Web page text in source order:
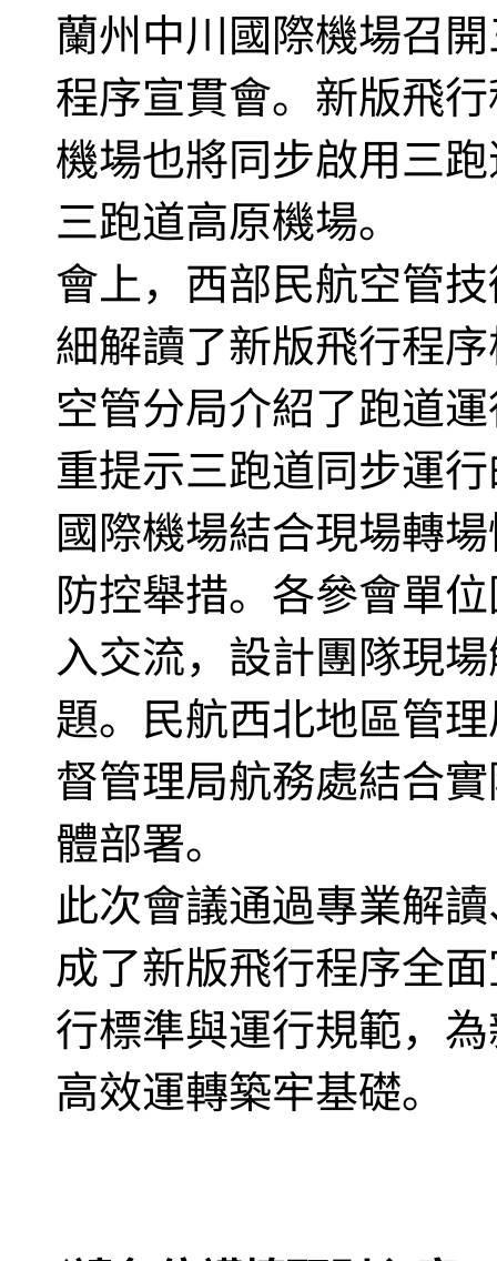
蘭州中川國際機場召
程序宣貫會。新版飛
機場也將同步啟用三
三跑道高原機場。
會上，西部民航空管
細解讀了新版飛行程
空管分局介紹了跑道
重提示三跑道同步運
國際機場結合現場轉
防控舉措。各參會單
入交流，設計團隊現
題。民航西北地區管
督管理局航務處結合
體部署。
此次會議通過專業解
成了新版飛行程序全
行標準與運行規範，
高效運轉築牢基礎。